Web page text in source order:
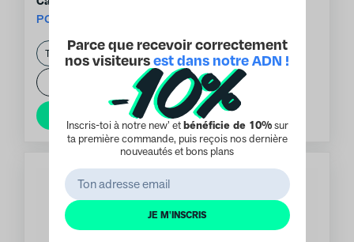
POD ELFA ELFBAR
1 +
Ajouter au panier
8.40
Parce que recevoir correctement
nos visiteursest dans notre ADN !
Inscris-toi à notre new’ etbénéficie de 10%sur
ta première commande, puis reçois nos dernière
nouveautés et bons plans
JE M'INSCRIS